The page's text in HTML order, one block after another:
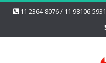
11 2364-8076 / 11 98106-5931